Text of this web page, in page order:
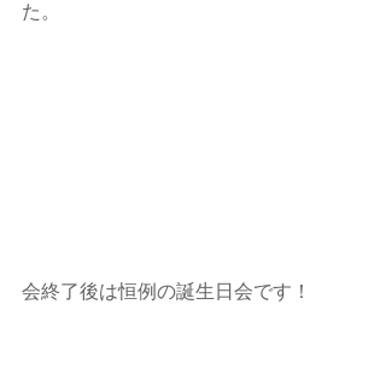
た。
会終了後は恒例の誕生日会です！